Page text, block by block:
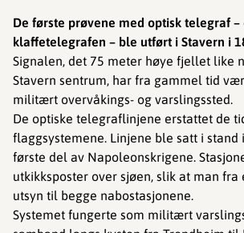
De første prøvene med optisk telegraf
klaffetelegrafen – ble utført i Stavern i
Signalen, det 75 meter høye fjellet like
Stavern sentrum, har fra gammel tid
militært overvåkings- og varslingssted.
De optiske telegraflinjene erstattet de
flaggsystemene. Linjene ble satt i stand
første del av Napoleonskrigene.
utkikksposter over sjøen, slik at man fra
utsyn til begge nabostasjonene.
Systemet fungerte som militært